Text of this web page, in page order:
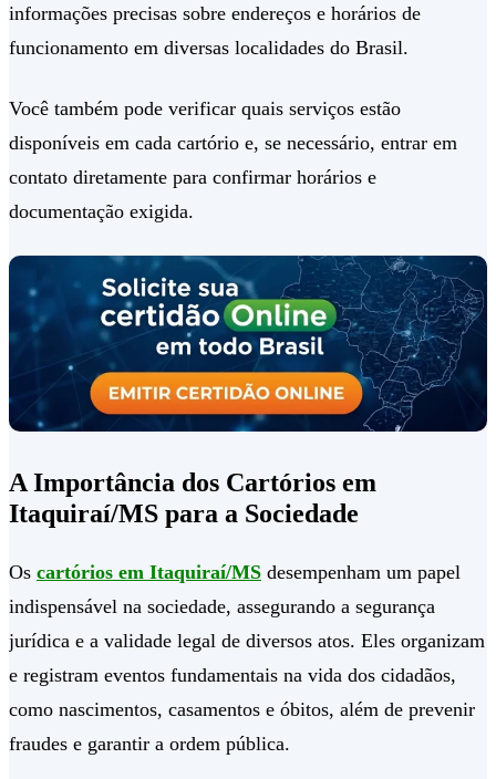
informações precisas sobre endereços e horários de
funcionamento em diversas localidades do Brasil.
Você também pode verificar quais serviços estão
disponíveis em cada cartório e, se necessário, entrar em
contato diretamente para confirmar horários e
documentação exigida.
A Importância dos Cartórios em
Itaquiraí/MS para a Sociedade
Os cartórios em Itaquiraí/MS desempenham um papel
indispensável na sociedade, assegurando a segurança
jurídica e a validade legal de diversos atos. Eles organizam
e registram eventos fundamentais na vida dos cidadãos,
como nascimentos, casamentos e óbitos, além de prevenir
fraudes e garantir a ordem pública.